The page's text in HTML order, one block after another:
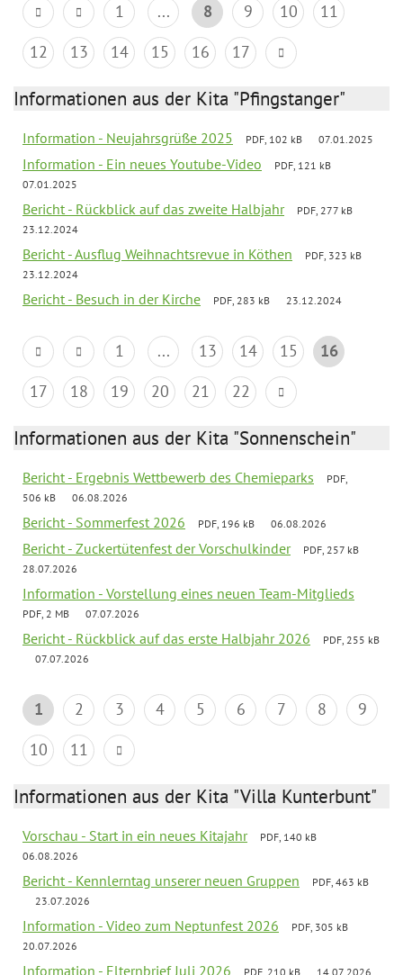
1 ... 8 9 10
11
12
13 14 15 16 17
Informationen aus der Kita "Pfingstanger"
Information - Neujahrsgrüße 2025 PDF, 102 kB 07.01.2025
Information - Ein neues Youtube-Video
PDF, 121 kB
07.01.2025
Bericht - Rückblick auf das zweite Halbjahr
PDF, 277 kB
23.12.2024
Bericht - Ausflug Weihnachtsrevue in Köthen
PDF, 323 kB
23.12.2024
Bericht - Besuch in der Kirche PDF, 283 kB 23.12.2024
1 ... 13 14 15
16
17
18 19 20 21 22
Informationen aus der Kita "Sonnenschein"
Bericht - Ergebnis Wettbewerb des Chemieparks
PDF,
506 kB
06.08.2026
Bericht - Sommerfest 2026 PDF, 196 kB 06.08.2026
Bericht - Zuckertütenfest der Vorschulkinder
PDF, 257 kB
28.07.2026
Information - Vorstellung eines neuen Team-Mitglieds
PDF, 2 MB 07.07.2026
Bericht - Rückblick auf das erste Halbjahr 2026
PDF, 255 kB
07.07.2026
1 2 3 4 5 6 7 8
9
10
11
Informationen aus der Kita "Villa Kunterbunt"
Vorschau - Start in ein neues Kitajahr
PDF, 140 kB
06.08.2026
Bericht - Kennlerntag unserer neuen Gruppen
PDF, 463 kB
23.07.2026
Information - Video zum Neptunfest 2026
PDF, 305 kB
20.07.2026
Information - Elternbrief Juli 2026 PDF, 210 kB 14.07.2026